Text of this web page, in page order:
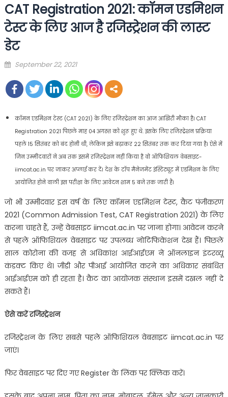
CAT Registration 2021: कॉमन एडमिशन
टेस्ट के लिए आज है रजिस्‍ट्रेशन की लास्‍ट
डेट
Posted
September 22, 2021
कॉमन एडमिशन टेस्ट (CAT 2021) के लिए रजिस्‍ट्रेशन का आज आखिरी मौका है। CAT
Registration 2021 पिछले माह 04 अगस्त को शुरू हुए थे. इसके लिए रजिस्‍ट्रेशन प्रक्रिया
पहले 15 सितंबर को बंद होनी थी, लेकिन इसे बढ़ाकर 22 सितंबर तक कर दिया गया है। ऐसे में
जिन उम्मीदवारों ने अब तक इसमें रजिस्ट्रेशन नहीं किया है वो ऑफिशियल वेबसाइट-
iimcat.ac.in पर जाकर अप्लाई कर दें। देश के टॉप मैनेजमेंट इंस्टिट्यूट में एडमिशन के लिए
आयोजित होने वाली इस परीक्षा के लिए आवेदन शाम 5 बजे तक जारी हैं।
जो भी उम्मीदवार इस वर्ष के लिए कॉमन एडमिशन टेस्ट, कैट पंजीकरण
2021 (Common Admission Test, CAT Registration 2021) के लिए
करना चाहते हैं, उन्हें वेबसाइट iimcat.ac.in पर जाना होगा। आवेदन करने
से पहले ऑफिशियल वेबसाइट पर उपलब्ध नोटिफिकेशन देख हैं। पिछले
साल कोरोना की वजह से अधिकांश आईआईएम ने ऑनलाइन इंटरव्यू
कंडक्ट किए थे। जीडी और पीआई आयोजित करने का अधिकार संबंधित
आईआईएम को ही रहता है। कैट का आयोजक संस्थान इसमें दखल नहीं दे
सकते हैं।
ऐसे करें रजिस्ट्रेशन
रजिस्ट्रेशन के लिए सबसे पहले ऑफिशियल वेबसाइट iimcat.ac.in पर
जाएं।
फिर वेबसाइट पर दिए गए Register के लिंक पर क्लिक करें।